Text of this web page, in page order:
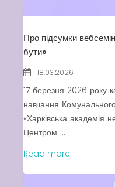
Про підсумки
бути»
18.03.2026
17 березня 2026 року
навчання
«Харківська академія
Центром ...
Read more.